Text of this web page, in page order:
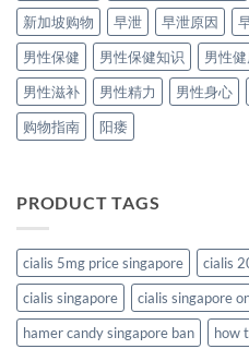
新加坡购物
早泄 早泄原因
男性保健
男性保健知识 男性
男性滋补
男性精力 男性身心
购物指南
阳痿
PRODUCT TAGS
cialis 5mg price singapore
cialis
cialis singapore
cialis singapore
hamer candy singapore ban
how